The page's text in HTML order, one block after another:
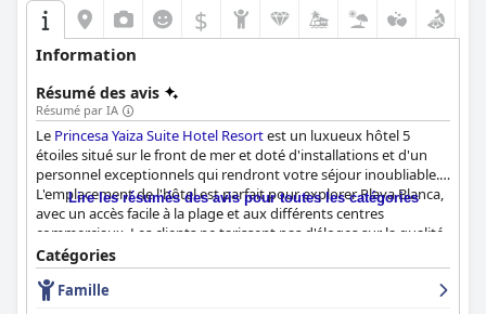
$
Information
Résumé des avis
Résumé par IA
Le Princesa Yaiza Suite Hotel Resortest un luxueux hôtel 5
étoiles situé sur le front de mer et doté d'installations et d'un
personnel exceptionnels qui rendront votre séjour inoubliable.
L'emplacement de l'hôtel est parfait pour explorer Playa Blanca,
avec un accès facile à la plage et aux différents centres
commerciaux. Les clients ne tarissent pas d'éloges sur la qualité
et la diversité des options du petit déjeuner, tandis que le dîner a
reçu des critiques mitigées. Les chambres sont spacieuses et
bien entretenues, certaines offrant de belles vues sur la mer ou
Lire les résumés des avis pour toutes les catégories
Catégories
Famille